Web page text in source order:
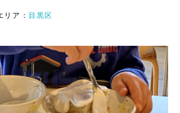
リア： 目黒区